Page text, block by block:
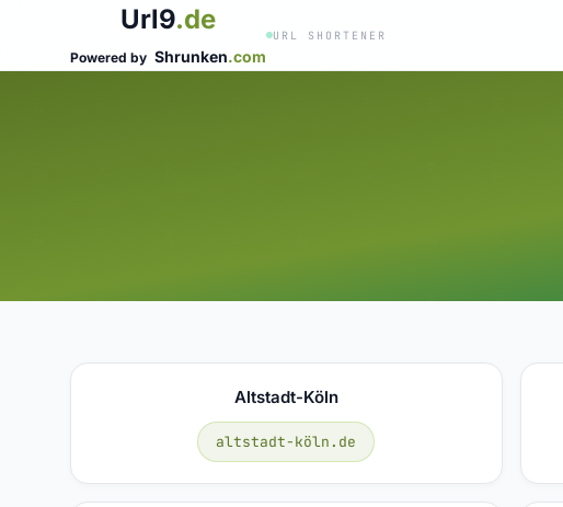
Url9.de
Powered by Shrunken.com
URL SHORTENER
Altstadt-Köln
altstadt-köln.de